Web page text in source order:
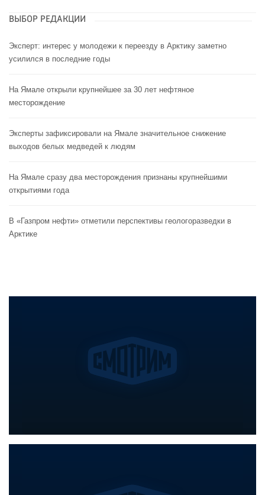
ВЫБОР РЕДАКЦИИ
Эксперт: интерес у молодежи к переезду в Арктику заметно
усилился в последние годы
На Ямале открыли крупнейшее за 30 лет нефтяное
месторождение
Эксперты зафиксировали на Ямале значительное снижение
выходов белых медведей к людям
На Ямале сразу два месторождения признаны крупнейшими
открытиями года
В «Газпром нефти» отметили перспективы геологоразведки в
Арктике